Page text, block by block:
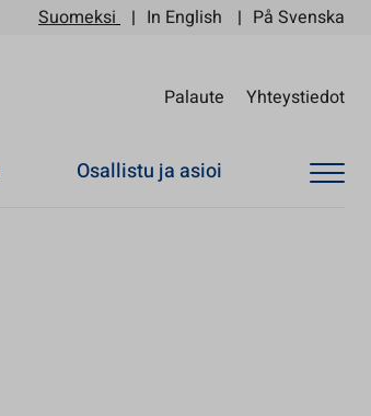
Suomeksi In English På Svenska
Palaute Yhteystiedot
Osallistu ja asioi